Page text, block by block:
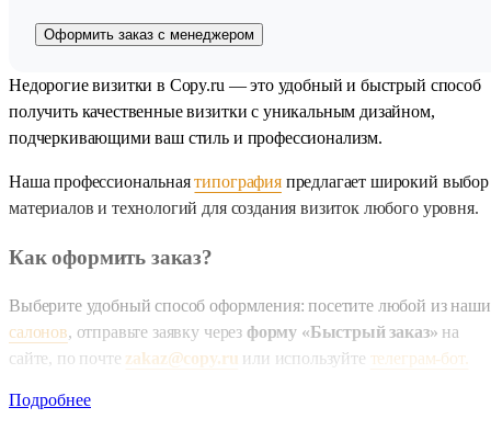
Оформить заказ с менеджером
Недорогие визитки в Copy.ru — это удобный и быстрый способ
получить качественные визитки с уникальным дизайном,
подчеркивающими ваш стиль и профессионализм.
Наша профессиональнаятипографияпредлагает широкий выбор
материалов и технологий для создания визиток любого уровня.
Как оформить заказ?
Выберите удобный способ оформления: посетите любой из
салонов, отправьте заявку через форму «Быстрый заказ» на
сайте, по почте zakaz@copy.ru или используйте телеграм-бот.
Для удобства доступен онлайн-калькулятор, где можно
Подробнее